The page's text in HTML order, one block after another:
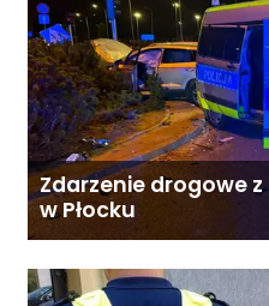
Zdarzenie drogowe
w Płocku